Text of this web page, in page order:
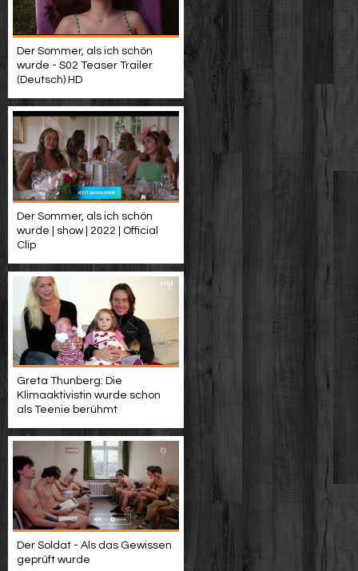
Der Sommer, als ich schön
wurde - S02 Teaser Trailer
(Deutsch) HD
Der Sommer, als ich schön
wurde | show | 2022 | Official
Clip
Greta Thunberg: Die
Klimaaktivistin wurde schon
als Teenie berühmt
Der Soldat - Als das Gewissen
geprüft wurde